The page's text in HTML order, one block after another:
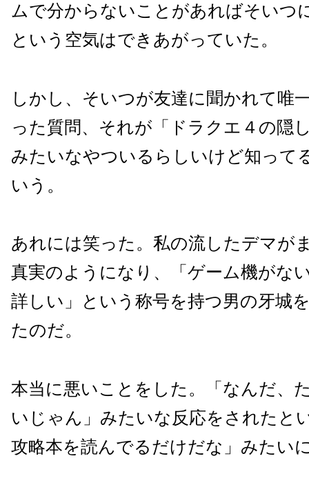
ムで分からないことがあればそいつ
という空気はできあがっていた。
しかし、そいつが友達に聞かれて唯
った質問、それが「ドラクエ４の隠
みたいなやついるらしいけど知って
いう。
あれには笑った。私の流したデマが
真実のようになり、「ゲーム機がな
詳しい」という称号を持つ男の牙城
たのだ。
本当に悪いことをした。「なんだ、
いじゃん」みたいな反応をされたと
攻略本を読んでるだけだな」みたい